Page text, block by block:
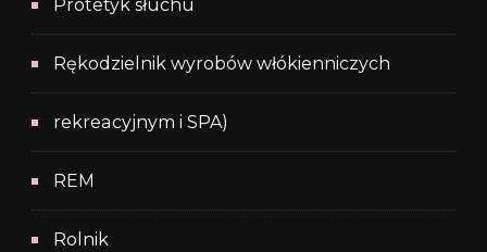
Protetyk słuchu
Rękodzielnik wyrobów włókienniczych
rekreacyjnym i SPA)
REM
Rolnik